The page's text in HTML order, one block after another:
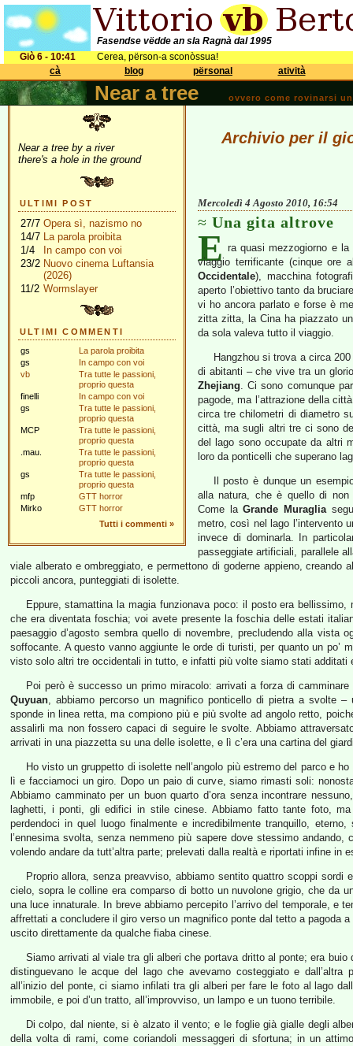
Fasendse vëdde an sla Ragnà dal 1995
Giò 6 - 10:41
Cerea, përson-a sconòssua!
cà
blog përsonal atività
Near a tree ovvero come rovinarsi
Near a tree by a river
there's a hole in the ground
ULTIMI POST
27/7 Opera sì, nazismo no
14/7 La parola proibita
1/4
In campo con voi
23/2 Nuovo cinema Luftansia
(2026)
11/2 Wormslayer
ULTIMI COMMENTI
gs
La parola proibita
gs
In campo con voi
vb
Tra tutte le passioni,
proprio questa
finelli
In campo con voi
gs
Tra tutte le passioni,
proprio questa
MCP
Tra tutte le passioni,
proprio questa
.mau.
Tra tutte le passioni,
proprio questa
gs
Tra tutte le passioni,
proprio questa
mfp
GTT horror
Mirko
GTT horror
Tutti i commenti »
Archivio per il
Mercoledì 4 Agosto 2010, 16:54
Una gita altrove
E ra quasi mezzogiorno e
viaggio terrificante (cinque ore
Occidentale), macchina
aperto l’obiettivo tanto da
vi ho ancora parlato e forse è
zitta zitta, la Cina ha piazzato
da sola valeva tutto il viaggio.
Hangzhou si trova a circa
di abitanti – che vive tra un
Zhejiang. Ci sono comunque
pagode, ma l’attrazione della
circa tre chilometri di diametro
città, ma sugli altri tre ci sono
del lago sono occupate da altri
loro da ponticelli che superano
Il posto è dunque un
alla natura, che è quello di non
Come laGrande Muraglia
metro, così nel lago l’intervento
invece di dominarla. In
passeggiate artificiali, parallele
viale alberato e ombreggiato, e permettono di goderne appieno,
piccoli ancora, punteggiati di isolette.
Eppure, stamattina la magia funzionava poco: il posto era
che era diventata foschia; voi avete presente la foschia delle estati
paesaggio d’agosto sembra quello di novembre, precludendo alla vista
soffocante. A questo vanno aggiunte le orde di turisti, per quanto un po’
visto solo altri tre occidentali in tutto, e infatti più volte siamo stati additati
Poi però è successo un primo miracolo: arrivati a forza di
Quyuan, abbiamo percorso un magnifico ponticello di pietra a svolte
sponde in linea retta, ma compiono più e più svolte ad angolo retto,
assalirli ma non fossero capaci di seguire le svolte. Abbiamo
arrivati in una piazzetta su una delle isolette, e lì c’era una cartina del
Ho visto un gruppetto di isolette nell’angolo più estremo del parco e
lì e facciamoci un giro. Dopo un paio di curve, siamo rimasti soli:
Abbiamo camminato per un buon quarto d’ora senza incontrare
laghetti, i ponti, gli edifici in stile cinese. Abbiamo fatto tante foto,
perdendoci in quel luogo finalmente e incredibilmente tranquillo,
l’ennesima svolta, senza nemmeno più sapere dove stessimo
volendo andare da tutt’altra parte; prelevati dalla realtà e riportati infine in
Proprio allora, senza preavviso, abbiamo sentito quattro scoppi
cielo, sopra le colline era comparso di botto un nuvolone grigio, che da
una luce innaturale. In breve abbiamo percepito l’arrivo del temporale, e
affrettati a concludere il giro verso un magnifico ponte dal tetto a pagoda
uscito direttamente da qualche fiaba cinese.
Siamo arrivati al viale tra gli alberi che portava dritto al ponte; era
distinguevano le acque del lago che avevamo costeggiato e
all’inizio del ponte, ci siamo infilati tra gli alberi per fare le foto al lago
immobile, e poi d’un tratto, all’improvviso, un lampo e un tuono terribile.
Di colpo, dal niente, si è alzato il vento; e le foglie già gialle degli
della volta di rami, come coriandoli messaggeri di sfortuna; in un